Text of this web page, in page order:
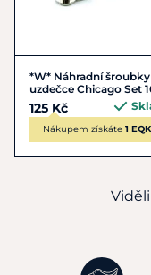
*W* Náhradní
uzdečce Chicago Set
125 Kč
Nákupem získáte 1 EQK